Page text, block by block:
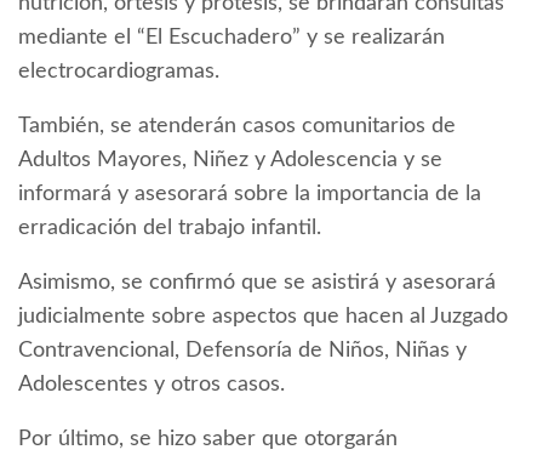
mediante el “El Escuchadero” y se realizarán
electrocardiogramas.
También, se atenderán casos comunitarios de
Adultos Mayores, Niñez y Adolescencia y se
informará y asesorará sobre la importancia de la
erradicación del trabajo infantil.
Asimismo, se confirmó que se asistirá y asesorará
judicialmente sobre aspectos que hacen al Juzgado
Contravencional, Defensoría de Niños, Niñas y
Adolescentes y otros casos.
Por último, se hizo saber que otorgarán